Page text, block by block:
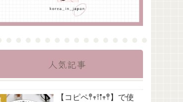
人気記事
【コピペ𖤣𖥧𖥣𖡡𖥧𖤣】で使